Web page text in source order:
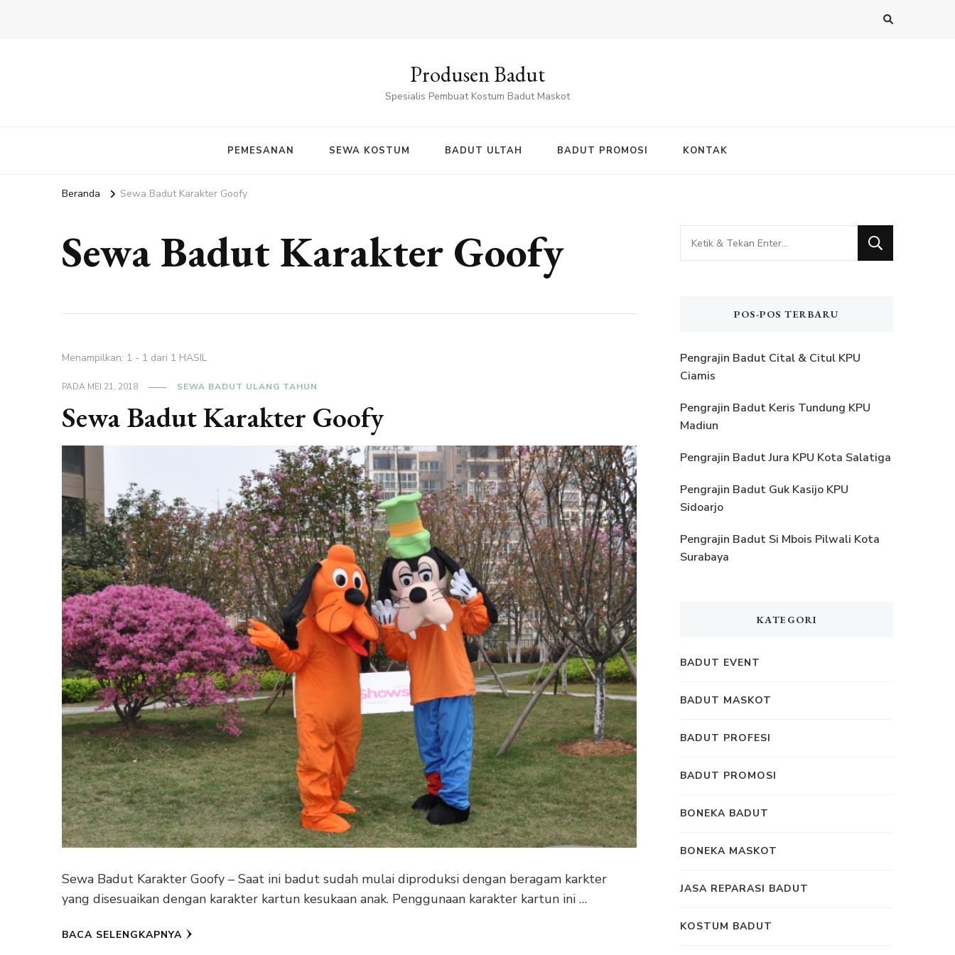
Produsen Badut
Spesialis Pembuat Kostum Badut Maskot
PEMESANAN SEWA KOSTUM BADUT ULTAH BADUT PROMOSI KONTAK
Beranda Sewa Badut Karakter Goofy
Sewa Badut Karakter Goofy
Menampilkan: 1 - 1 dari 1 HASIL
PADA MEI 21, 2018 SEWA BADUT ULANG TAHUN
Sewa Badut Karakter Goofy
Sewa Badut Karakter Goofy – Saat ini badut sudah mulai diproduksi dengan beragam karkter
yang disesuaikan dengan karakter kartun kesukaan anak. Penggunaan karakter kartun ini …
BACA SELENGKAPNYA
Mencari
Sesuatu?
POS-POS TERBARU
Pengrajin Badut Cital & Citul KPU
Ciamis
Pengrajin Badut Keris Tundung KPU
Madiun
Pengrajin Badut Jura KPU Kota Salatiga
Pengrajin Badut Guk Kasijo KPU
Sidoarjo
Pengrajin Badut Si Mbois Pilwali Kota
Surabaya
KATEGORI
BADUT EVENT
BADUT MASKOT
BADUT PROFESI
BADUT PROMOSI
BONEKA BADUT
BONEKA MASKOT
JASA REPARASI BADUT
KOSTUM BADUT